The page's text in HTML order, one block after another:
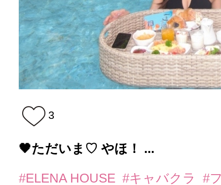
3
🖤ただいま♡ やほ！ ...
#ELENA HOUSE #キャバクラ
#